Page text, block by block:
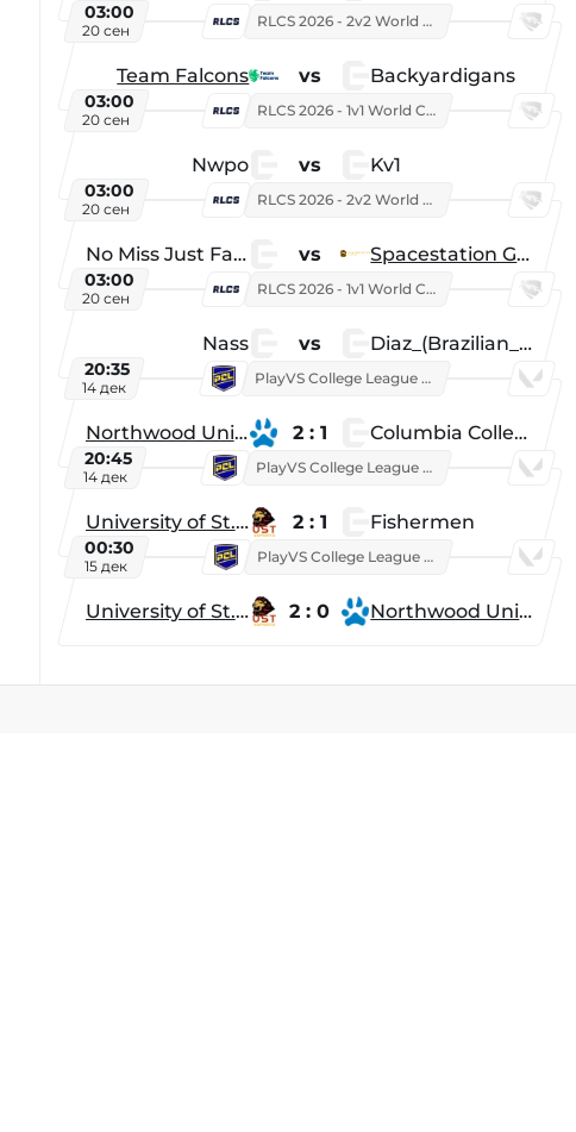
03:00
20 сен
RLCS 2026 - 2v2 World Championship
Team Falcons vs Backyardigans
03:00
20 сен
RLCS 2026 - 1v1 World Championship
Nwpo vs Kv1
03:00
20 сен
RLCS 2026 - 2v2 World Championship
No Miss Just Fake vs Spacestation Gaming
03:00
20 сен
RLCS 2026 - 1v1 World Championship
Nass vs Diaz_(Brazilian_Player)
20:35
14 дек
PlayVS College League 2025: Fall
Northwood University 2 : 1 Columbia College
20:45
14 дек
PlayVS College League 2025: Fall
University of St. Thomas 2 : 1 Fishermen
00:30
15 дек
PlayVS College League 2025: Fall
University of St. Thomas 2 : 0 Northwood University